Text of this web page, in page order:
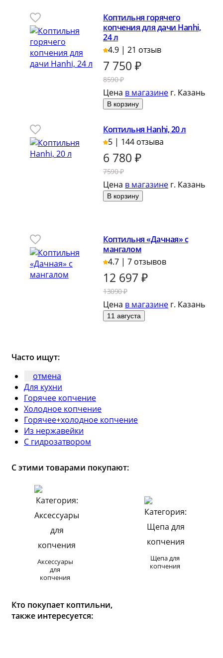
Коптильня горячего
копчения для дачи Hanhi,
24 л
4.9 | 21 отзыв
7 750₽
8590 ₽
Цена в магазине г. Казань
В корзину
Коптильня Hanhi, 20 л
5 | 144 отзыва
6 780₽
7590 ₽
Цена в магазине г. Казань
В корзину
Коптильня «Дачная» с
мангалом
4.7 | 7 отзывов
12 697₽
13090 ₽
Цена в магазине г. Казань
11 августа
Часто ищут:
отмена
Для кухни
Горячее копчение
Холодное копчение
Горячее+холодное копчение
Из нержавейки
С гидрозатвором
С этими товарами покупают:
Аксессуары
для
копчения
Щепа для
копчения
Кто покупает коптильни,
также интересуется: